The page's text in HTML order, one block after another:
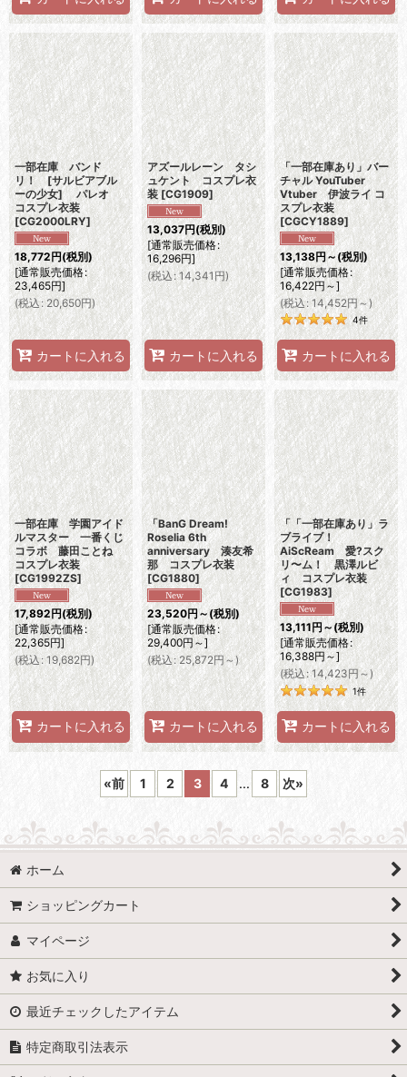
一部在庫 バンド
リ！ [サルビアブル
ーの少女] パレオ
コスプレ衣装
[CG2000LRY]
18,772円(税別)
[通常販売価格:
23,465円]
(税込: 20,650円)
カートに入れる
アズールレーン タシ
ュケント コスプレ衣
装 [CG1909]
13,037円(税別)
[通常販売価格:
16,296円]
(税込: 14,341円)
カートに入れる
「一部在庫あり」バー
チャル YouTuber
Vtuber 伊波ライ コ
スプレ衣装
[CGCY1889]
13,138円～(税別)
[通常販売価格:
16,422円～]
(税込: 14,452円～)
4件
カートに入れる
一部在庫 学園アイド
ルマスター 一番くじ
コラボ 藤田ことね
コスプレ衣装
[CG1992ZS]
17,892円(税別)
[通常販売価格:
22,365円]
(税込 : 19,682円)
カートに入れる
「BanG Dream!
Roselia 6th
anniversary 湊友希
那 コスプレ衣装
[CG1880]
23,520円～(税別)
[通常販売価格:
29,400円 ～]
(税込: 25,872円～)
カートに入れる
「「一部在庫あり」ラ
ブライブ！
AiScReam 愛?スク
リ〜ム！ 黒澤ルビ
ィ コスプレ衣装
[CG1983]
13,111円～(税別)
[通常販売価格:
16,388円～]
(税込: 14,423円～)
1件
カートに入れる
«前 1 2 3 4 ... 8 次»
ホーム
ショッピングカート
マイページ
お気に入り
最近チェックしたアイテム
特定商取引法表示